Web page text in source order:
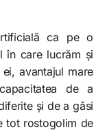
ca pe o
în care lucrăm și
avantajul mare
de a
și de a găsi
tot rostogolim de